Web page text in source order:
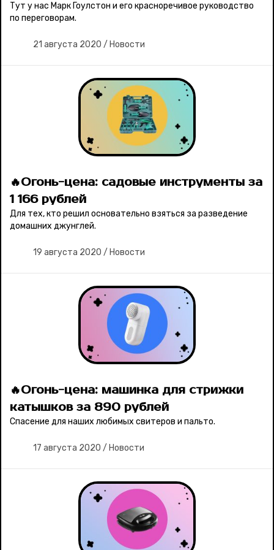
Тут у нас Марк Гоулстон и его красноречивое руководство
по переговорам.
21 августа 2020 / Новости
🔥Огонь-цена: садовые инструменты за
1 166 рублей
Для тех, кто решил основательно взяться за разведение
домашних джунглей.
19 августа 2020 / Новости
🔥Огонь-цена: машинка для стрижки
катышков за 890 рублей
Спасение для наших любимых свитеров и пальто.
17 августа 2020 / Новости